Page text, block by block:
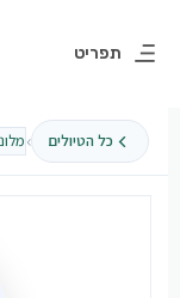
תפריט
כל הטיולים ›